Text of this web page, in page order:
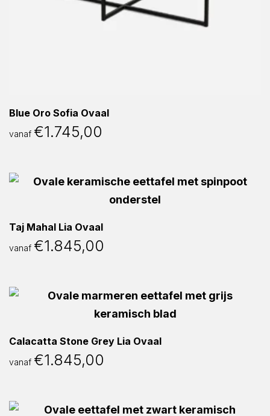
Blue Oro Sofia Ovaal
vanaf €1.745,00
Taj Mahal Lia Ovaal
vanaf €1.845,00
Calacatta Stone Grey Lia Ovaal
vanaf €1.845,00